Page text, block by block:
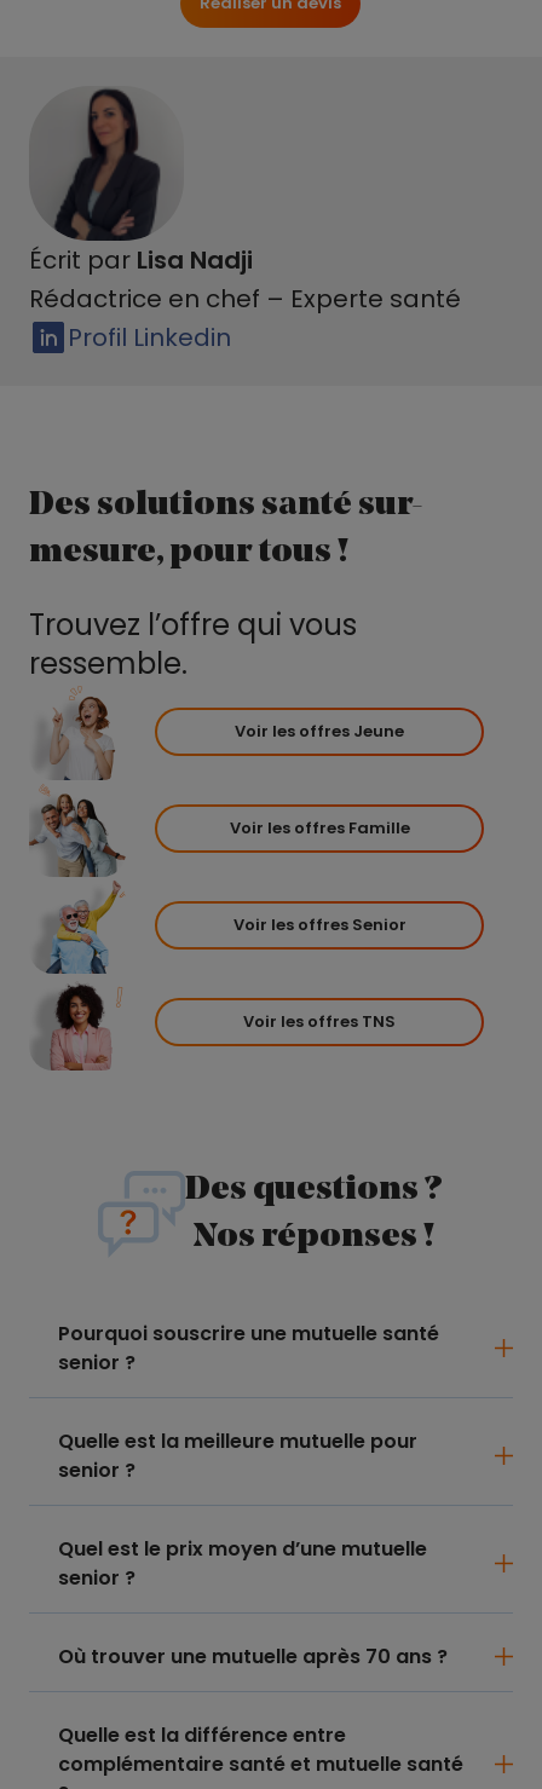
Écrit par Lisa Nadji
Rédactrice en chef – Experte santé
Profil Linkedin
Des solutions santé sur-
mesure, pour tous !
Trouvez l’offre qui vous
ressemble.
Voir les offres Jeune
Voir les offres Famille
Voir les offres Senior
Voir les offres TNS
Des questions ?
Nos réponses !
Pourquoi souscrire une mutuelle santé
senior ?
Quelle est la meilleure mutuelle pour
senior ?
Quel est le prix moyen d’une mutuelle
senior ?
Où trouver une mutuelle après 70 ans ?
Quelle est la différence entre
complémentaire santé et mutuelle santé